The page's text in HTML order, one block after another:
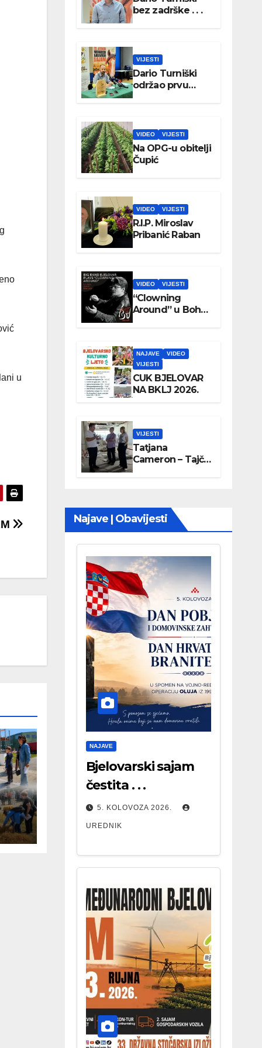
u
bez zadrške . . .
VIJESTI
Dario Turniški
održao prvu
konferenciju za
VIDEO VIJESTI
Na OPG-u obitelji
Čupić
VIDEO VIJESTI
R.I.P. Miroslav
Pribanić Raban
VIDEO VIJESTI
“Clowning
Around” u Boho
parku
NAJAVE
VIDEO
VIJESTI
CUK BJELOVAR
NA BKLJ 2026.
VIJESTI
Tatjana
Cameron – Tajči
posjetila
Najave | Obavijesti
NAJAVE
Bjelovarski sajam
čestita . . .
5. KOLOVOZA 2026.
UREDNIK